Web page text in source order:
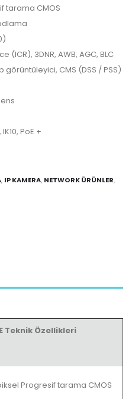
tarama CMOS
(ICR), 3DNR, AWB, AGC, BLC
CMS (DSS / PSS)
PoE +
, IP KAMERA, NETWORK ÜRÜNLER,
Teknik Özellikleri
Progresif tarama CMOS